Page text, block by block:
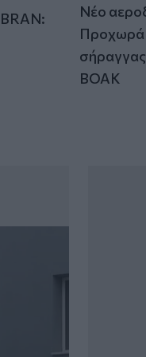
Νέο
Προχωρά
ΒΟΑΚ